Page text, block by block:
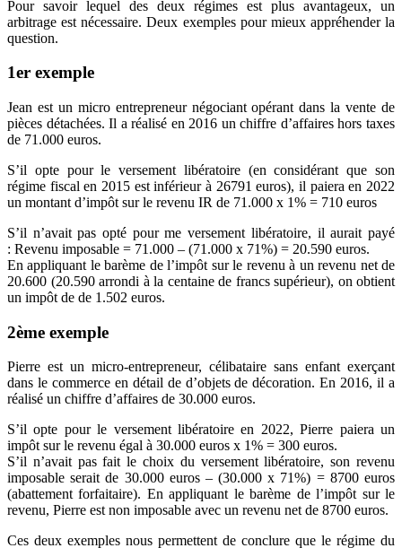
Pour savoir lequel des deux régimes est plus avantageux, un
arbitrage est nécessaire. Deux exemples pour mieux appréhender la
question.
1er exemple
Jean est un micro entrepreneur négociant opérant dans la vente de
pièces détachées. Il a réalisé en 2016 un chiffre d’affaires hors taxes
de 71.000 euros.
S’il opte pour le versement libératoire (en considérant que son
régime fiscal en 2015 est inférieur à 26791 euros), il paiera en 2022
un montant d’impôt sur le revenu IR de 71.000 x 1% = 710 euros
S’il n’avait pas opté pour me versement libératoire, il aurait payé
: Revenu imposable = 71.000 – (71.000 x 71%) = 20.590 euros.
En appliquant le barème de l’impôt sur le revenu à un revenu net de
20.600 (20.590 arrondi à la centaine de francs supérieur), on obtient
un impôt de de 1.502 euros.
2ème exemple
Pierre est un micro-entrepreneur, célibataire sans enfant exerçant
dans le commerce en détail de d’objets de décoration. En 2016, il a
réalisé un chiffre d’affaires de 30.000 euros.
S’il opte pour le versement libératoire en 2022, Pierre paiera un
impôt sur le revenu égal à 30.000 euros x 1% = 300 euros.
S’il n’avait pas fait le choix du versement libératoire, son revenu
imposable serait de 30.000 euros – (30.000 x 71%) = 8700 euros
(abattement forfaitaire). En appliquant le barème de l’impôt sur le
revenu, Pierre est non imposable avec un revenu net de 8700 euros.
Ces deux exemples nous permettent de conclure que le régime du